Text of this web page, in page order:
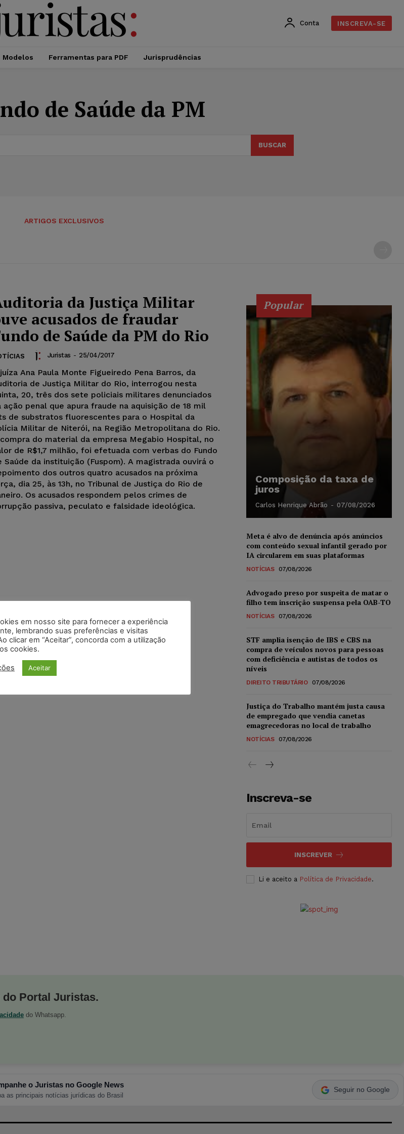
Conta INSCREVA-SE
Modelos Ferramentas para PDF Jurisprudências
de Saúde da PM
BUSCAR
ARTIGOS EXCLUSIVOS
da Justiça Militar
acusados de fraudar
de Saúde da PM do Rio
Juristas - 25/04/2017
Ana Paula Monte Figueiredo Pena Barros, da
de Justiça Militar do Rio, interrogou nesta
20, três dos sete policiais militares denunciados
ação penal que apura fraude na aquisição de 18 mil
de substratos fluorescentes para o Hospital da
Militar de Niterói, na Região Metropolitana do Rio.
do material da empresa Megabio Hospital, no
de R$1,7 milhão, foi efetuada com verbas do Fundo
Saúde da instituição (Fuspom). A magistrada ouvirá o
dos outros quatro acusados na próxima
dia 25, às 13h, no Tribunal de Justiça do Rio de
Os acusados respondem pelos crimes de
passiva, peculato e falsidade ideológica.
Popular
Composição da taxa de
juros
Carlos Henrique Abrão - 07/08/2026
Meta é alvo de denúncia após anúncios
com conteúdo sexual infantil gerado por
IA circularem em suas plataformas
NOTÍCIAS 07/08/2026
Advogado preso por suspeita de matar o
filho tem inscrição suspensa pela OAB-TO
NOTÍCIAS 07/08/2026
STF amplia isenção de IBS e CBS na
compra de veículos novos para pessoas
com deficiência e autistas de todos os
níveis
DIREITO TRIBUTÁRIO 07/08/2026
Justiça do Trabalho mantém justa causa
de empregado que vendia canetas
emagrecedoras no local de trabalho
NOTÍCIAS 07/08/2026
Inscreva-se
INSCREVER
Li e aceito a Política de Privacidade.
Portal Juristas.
do Whatsapp.
o Juristas no Google News
as principais notícias jurídicas do Brasil
Seguir no Google
em nosso site para fornecer a experiência
lembrando suas preferências e visitas
clicar em “Aceitar”, concorda com a utilização
cookies.
Aceitar